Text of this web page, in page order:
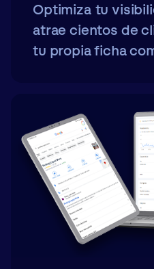
Optimiza tu
atrae cientos de
tu propia ficha